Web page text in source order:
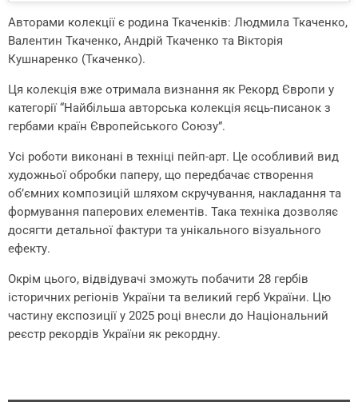
Авторами колекції є родина Ткаченків: Людмила Ткаченко,
Валентин Ткаченко, Андрій Ткаченко та Вікторія
Кушнаренко (Ткаченко).
Ця колекція вже отримала визнання як Рекорд Європи у
категорії “Найбільша авторська колекція яєць-писанок з
гербами країн Європейського Союзу”.
Усі роботи виконані в техніці пейп-арт. Це особливий вид
художньої обробки паперу, що передбачає створення
об’ємних композицій шляхом скручування, накладання та
формування паперових елементів. Така техніка дозволяє
досягти детальної фактури та унікального візуального
ефекту.
Окрім цього, відвідувачі зможуть побачити 28 гербів
історичних регіонів України та великий герб України. Цю
частину експозиції у 2025 році внесли до Національний
реєстр рекордів України як рекордну.